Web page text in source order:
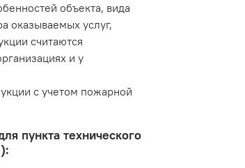
объекта, вида
оказываемых услуг,
считаются
и у
с учетом пожарной
пункта технического